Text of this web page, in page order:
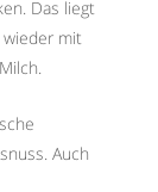
Das liegt
wieder mit
Auch